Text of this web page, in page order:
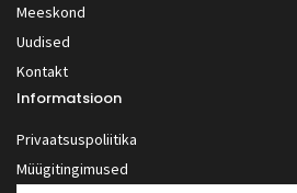
Meeskond
Uudised
Kontakt
Informatsioon
Privaatsuspoliitika
Müügitingimused